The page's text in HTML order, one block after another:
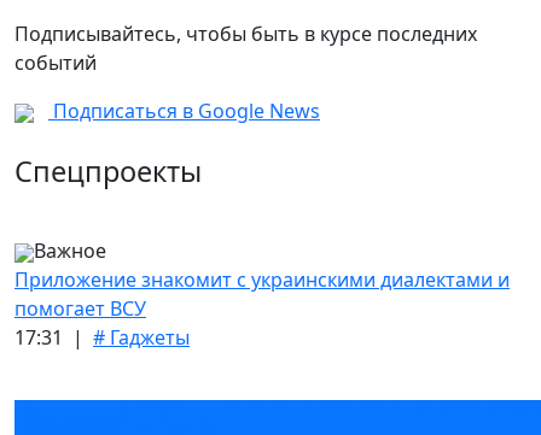
Подписывайтесь, чтобы быть в курсе последних
событий
Подписаться в Google News
Спецпроекты
Важное
Приложение знакомит с украинскими диалектами и
помогает ВСУ
17:31 | # Гаджеты